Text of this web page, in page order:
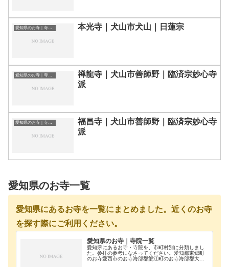
愛知県のお寺｜寺院一覧 本光寺｜犬山市犬山｜日蓮宗
愛知県のお寺｜寺院一覧
禅龍寺｜犬山市善師野｜臨済宗妙心寺
派
愛知県のお寺｜寺院一覧
福昌寺｜犬山市善師野｜臨済宗妙心寺
派
愛知県のお寺一覧
愛知県にあるお寺を一覧にまとめました。近くのお寺
を探す際にご利用ください。
愛知県のお寺｜寺院一覧
愛知県にあるお寺・寺院を、市町村別に分類しまし
た。参拝の参考になさってください。愛知郡東郷町
のお寺愛西市のお寺海部郡蟹江町のお寺海部郡大治